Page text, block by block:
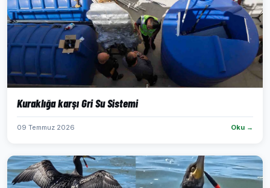
Kuraklığa karşı Gri Su Sistemi
09 Temmuz 2026 Oku →